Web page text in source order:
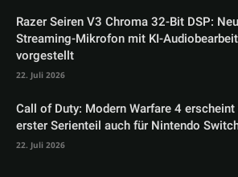
Razer Seiren V3 Chroma 32-Bit DSP:
Streaming-Mikrofon mit KI-
vorgestellt
22. Juli 2026
Call of Duty: Modern Warfare 4 erscheint
erster Serienteil auch für Nintendo
22. Juli 2026